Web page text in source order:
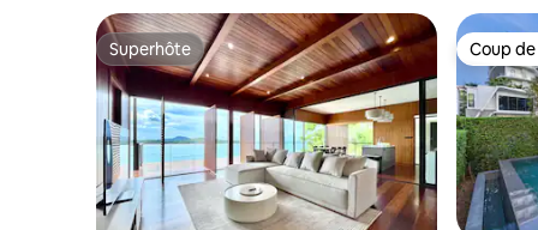
Superhôte
Superhôte Coup
Coup